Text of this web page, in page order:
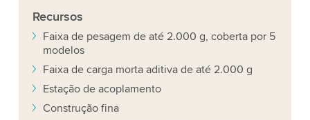
Recursos
Faixa de pesagem de até 2.000 g, coberta por 5
modelos
Faixa de carga morta aditiva de até 2.000 g
Estação de acoplamento
Construção fina